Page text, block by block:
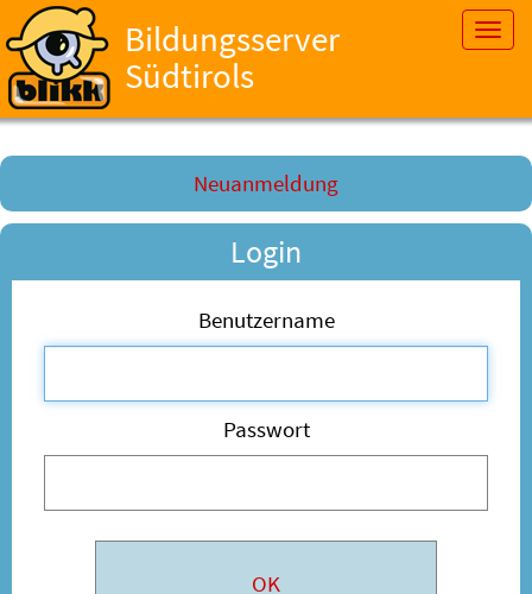
Bildungsserver
Südtirols
Neuanmeldung
Login
Benutzername
Passwort